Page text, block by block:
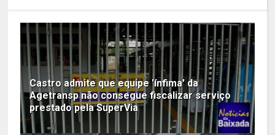
Castro admite que equipe 'ínfima' da
Agetransp não consegue fiscalizar serviço
prestado pela SuperVia